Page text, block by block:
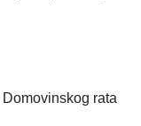
rata